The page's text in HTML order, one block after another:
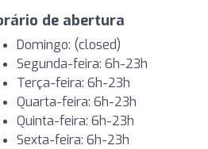
de abertura
Domingo: (closed)
Segunda-feira: 6h-23h
Terça-feira: 6h-23h
Quarta-feira: 6h-23h
Quinta-feira: 6h-23h
Sexta-feira: 6h-23h